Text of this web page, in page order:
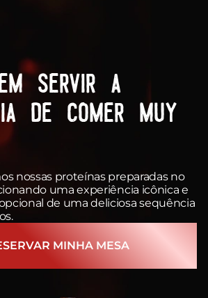
servir a
de comer muy
nossas proteínas preparadas no
uma experiência icônica e
de uma deliciosa sequência
MINHA MESA